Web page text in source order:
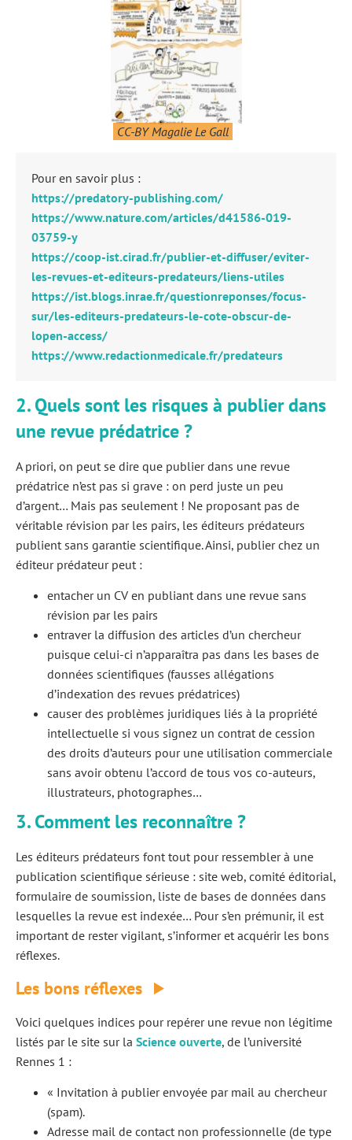
CC-BY Magalie Le Gall
Pour en savoir plus :
https://predatory-publishing.com/
https://www.nature.com/articles/d41586-019-
03759-y
https://coop-ist.cirad.fr/publier-et-diffuser/eviter-
les-revues-et-editeurs-predateurs/liens-utiles
https://ist.blogs.inrae.fr/questionreponses/focus-
sur/les-editeurs-predateurs-le-cote-obscur-de-
lopen-access/
https://www.redactionmedicale.fr/predateurs
2. Quels sont les risques à publier dans
une revue prédatrice ?
A priori, on peut se dire que publier dans une revue
prédatrice n’est pas si grave : on perd juste un peu
d’argent… Mais pas seulement ! Ne proposant pas de
véritable révision par les pairs, les éditeurs prédateurs
publient sans garantie scientifique. Ainsi, publier chez un
éditeur prédateur peut :
entacher un CV en publiant dans une revue sans
révision par les pairs
entraver la diffusion des articles d’un chercheur
puisque celui-ci n’apparaîtra pas dans les bases de
données scientifiques (fausses allégations
d’indexation des revues prédatrices)
causer des problèmes juridiques liés à la propriété
intellectuelle si vous signez un contrat de cession
des droits d’auteurs pour une utilisation commerciale
sans avoir obtenu l’accord de tous vos co-auteurs,
illustrateurs, photographes…
3. Comment les reconnaître ?
Les éditeurs prédateurs font tout pour ressembler à une
publication scientifique sérieuse : site web, comité éditorial,
formulaire de soumission, liste de bases de données dans
lesquelles la revue est indexée… Pour s’en prémunir, il est
important de rester vigilant, s’informer et acquérir les bons
réflexes.
Les bons réflexes
Voici quelques indices pour repérer une revue non légitime
listés par le site sur la Science ouverte, de l’université
Rennes 1 :
« Invitation à publier envoyée par mail au chercheur
(spam).
Adresse mail de contact non professionnelle (de type